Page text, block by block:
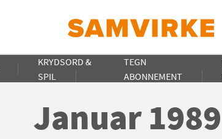
KRYDSORD &
SPIL
TEGN
ABONNEMENT
Januar 1989